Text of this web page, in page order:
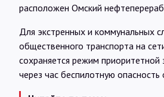
расположен Омский
Для экстренных и коммунальных
общественного транспорта на
сохраняется режим приоритетной
через час беспилотную опасность